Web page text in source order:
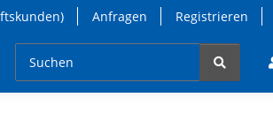
Anfragen Registrieren
Kontakt